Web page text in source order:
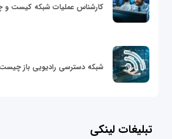
کارشناس عملیات شبکه کیست و
شبکه دسترسی رادیویی باز
تبلیغات لینکی